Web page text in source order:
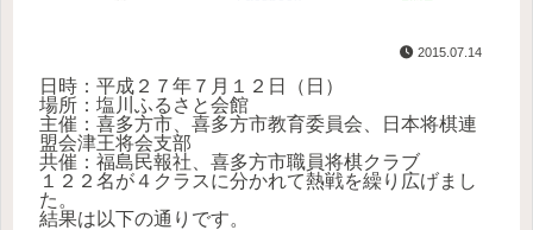
2015.07.14
日時：平成２７年７月１２日（日）
場所：塩川ふるさと会館
主催：喜多方市、喜多方市教育委員会、日本将棋連
盟会津王将会支部
共催：福島民報社、喜多方市職員将棋クラブ
１２２名が４クラスに分かれて熱戦を繰り広げまし
た。
結果は以下の通りです。